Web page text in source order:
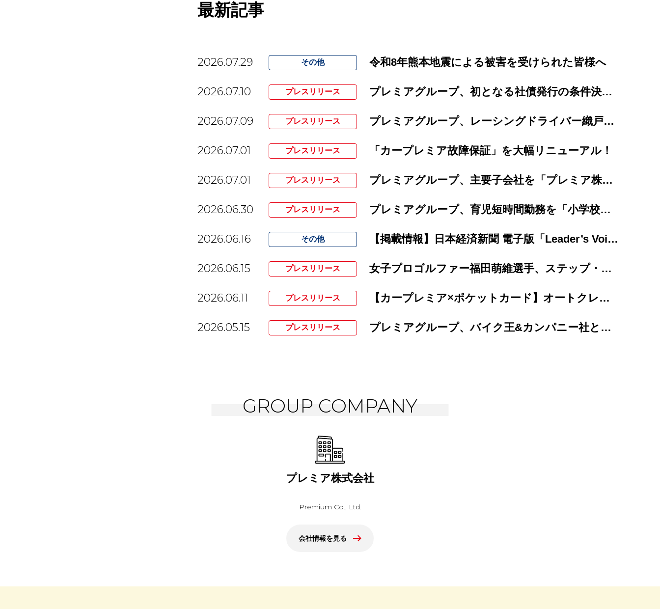
最新記事
2026.07.29 その他 令和8年熊本地震による被害を受けられた皆様へ
2026.07.10 プレスリリース プレミアグループ、初となる社債発行の条件決定、及び個人投資家向け「カープレミア債」の発...
2026.07.09 プレスリリース プレミアグループ、レーシングドライバー織戸茉彩選手とのスポンサー契約を更新
2026.07.01 プレスリリース 「カープレミア故障保証」を大幅リニューアル！
2026.07.01 プレスリリース プレミアグループ、主要子会社を「プレミア株式会社」へ完全統合
2026.06.30 プレスリリース プレミアグループ、育児短時間勤務を「小学校卒業まで（最長12年間）」に大幅延長
2026.06.16 その他 【掲載情報】日本経済新聞 電子版「Leader’s Voice」にて当社代...
2026.06.15 プレスリリース 女子プロゴルファー福田萌維選手、ステップ・アップ・ツアーで悲願のプロ初優勝を達成！
2026.06.11 プレスリリース 【カープレミア×ポケットカード】オートクレジットと同時に申し込めるクレジットカード 「...
2026.05.15 プレスリリース プレミアグループ、バイク王&カンパニー社との合弁会社「RIDE＆LINK」が...
GROUP COMPANY
プレミア株式会社
Premium Co., Ltd.
会社情報を見る